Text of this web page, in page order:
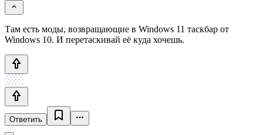
Там есть моды, возвращающие в Windows 11 таскбар от
Windows 10. И перетаскивай её куда хочешь.
Ответить